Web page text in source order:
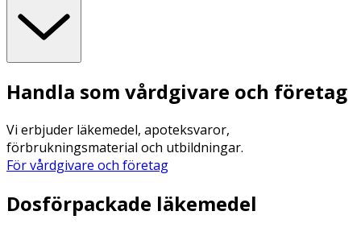
Handla som vårdgivare och företag
Vi erbjuder läkemedel, apoteksvaror,
förbrukningsmaterial och utbildningar.
För vårdgivare och företag
Dosförpackade läkemedel